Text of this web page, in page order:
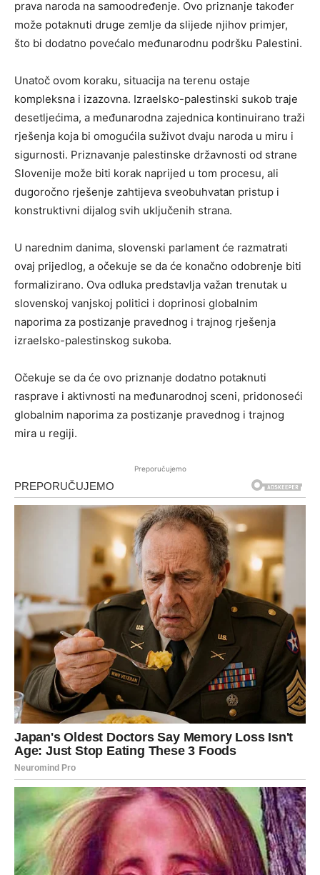
prava naroda na samoodređenje. Ovo priznanje također
može potaknuti druge zemlje da slijede njihov primjer,
što bi dodatno povećalo međunarodnu podršku Palestini.
Unatoč ovom koraku, situacija na terenu ostaje
kompleksna i izazovna. Izraelsko-palestinski sukob traje
desetljećima, a međunarodna zajednica kontinuirano traži
rješenja koja bi omogućila suživot dvaju naroda u miru i
sigurnosti. Priznavanje palestinske državnosti od strane
Slovenije može biti korak naprijed u tom procesu, ali
dugoročno rješenje zahtijeva sveobuhvatan pristup i
konstruktivni dijalog svih uključenih strana.
U narednim danima, slovenski parlament će razmatrati
ovaj prijedlog, a očekuje se da će konačno odobrenje biti
formalizirano. Ova odluka predstavlja važan trenutak u
slovenskoj vanjskoj politici i doprinosi globalnim
naporima za postizanje pravednog i trajnog rješenja
izraelsko-palestinskog sukoba.
Očekuje se da će ovo priznanje dodatno potaknuti
rasprave i aktivnosti na međunarodnoj sceni, pridonoseći
globalnim naporima za postizanje pravednog i trajnog
mira u regiji.
Preporučujemo